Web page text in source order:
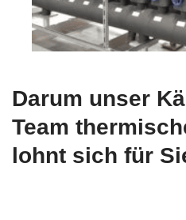
Darum unser
Team
lohnt sich für